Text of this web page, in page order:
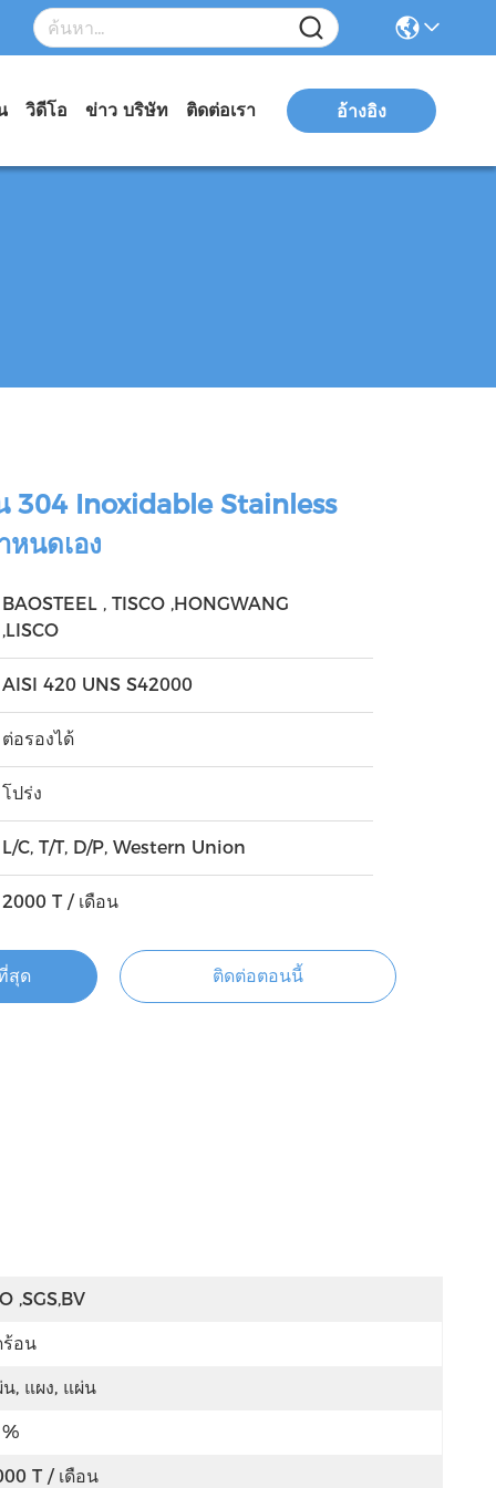
วิดีโอ ข่าว บริษัท ติดต่อเรา อ้างอิง
304 Inoxidable Stainless
นดเอง
BAOSTEEL , TISCO ,HONGWANG
,LISCO
AISI 420 UNS S42000
ต่อรองได้
โปร่ง
L/C, T/T, D/P, Western Union
2000 T / เดือน
สุด ติดต่อตอนนี้
,SGS,BV
ร้อน
น, แผง, แผ่น
T / เดือน